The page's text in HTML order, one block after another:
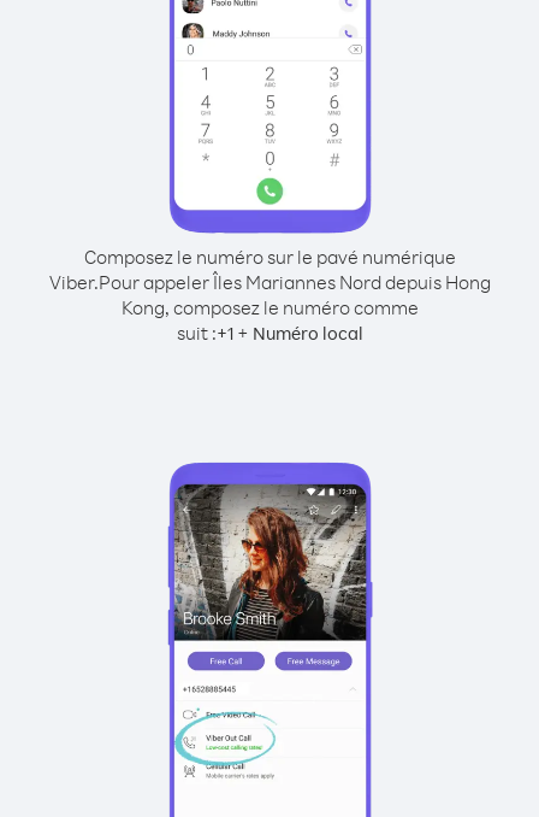
Composez le numéro sur le pavé numérique
Viber.Pour appeler Îles Mariannes Nord depuis Hong
Kong, composez le numéro comme
suit :+1+ Numéro local